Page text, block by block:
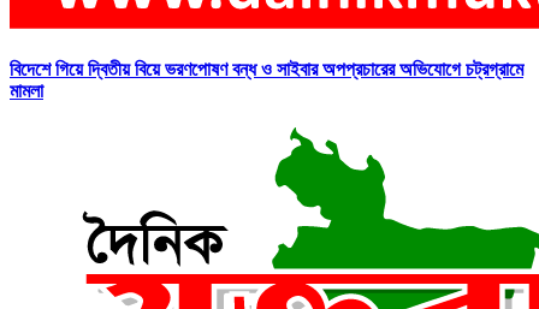
বিদেশে গিয়ে দ্বিতীয় বিয়ে ভরণপোষণ বন্ধ ও সাইবার অপপ্রচারের অভিযোগে চট্রগ্রামে
মামলা